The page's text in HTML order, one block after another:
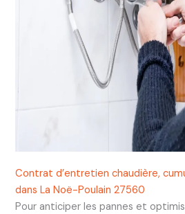
Contrat d’entretien chaudière,
dans La Noë-Poulain 27560
Pour anticiper les pannes et